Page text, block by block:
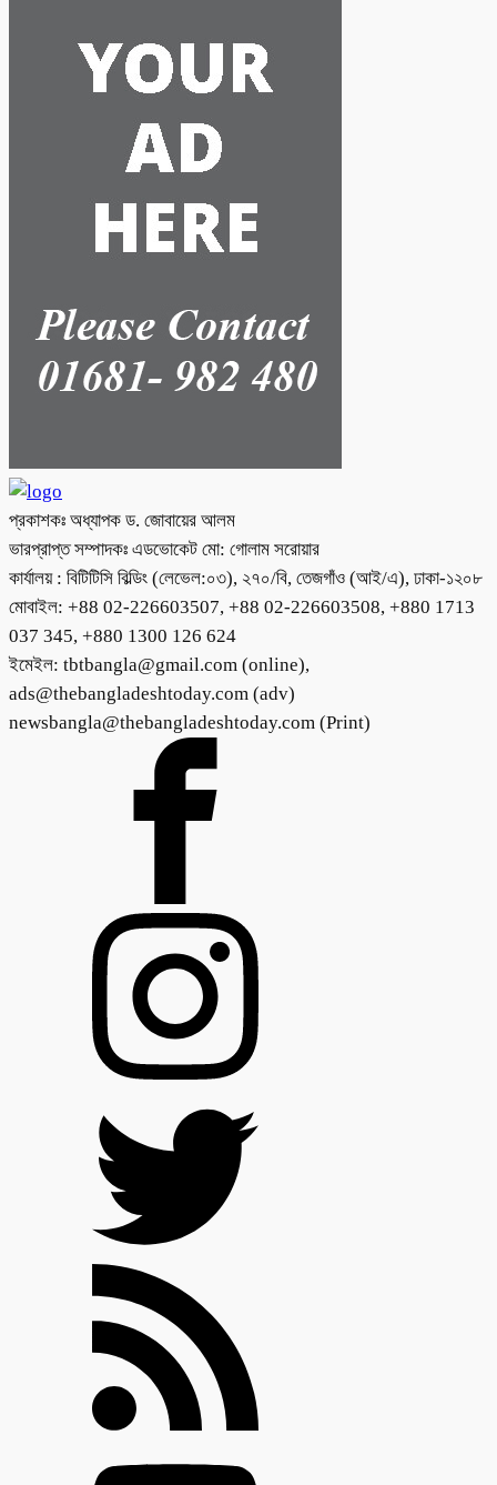
প্রকাশকঃ অধ্যাপক ড. জোবায়ের আলম
ভারপ্রাপ্ত সম্পাদকঃ এডভোকেট মো: গোলাম সরোয়ার
কার্যালয় : বিটিটিসি বিল্ডিং (লেভেল:০৩), ২৭০/বি, তেজগাঁও (আই/এ), ঢাকা-১২০৮
মোবাইল: +88 02-226603507, +88 02-226603508, +880 1713
037 345, +880 1300 126 624
ইমেইল: tbtbangla@gmail.com (online),
ads@thebangladeshtoday.com (adv)
newsbangla@thebangladeshtoday.com (Print)